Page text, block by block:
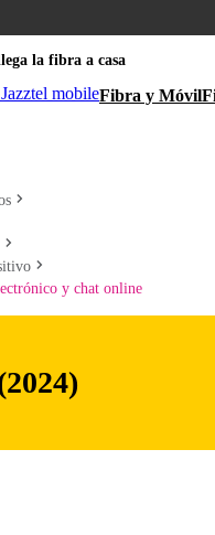
la fibra a casa
Fibra y Móvil
y chat online